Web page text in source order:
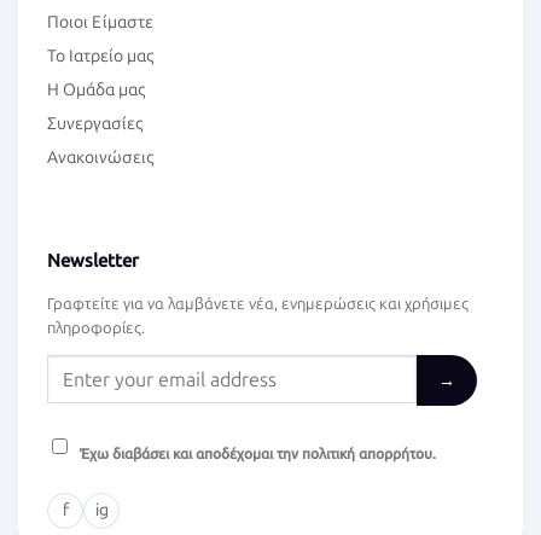
Ποιοι Είμαστε
Το Ιατρείο μας
Η Ομάδα μας
Συνεργασίες
Ανακοινώσεις
Newsletter
Γραφτείτε για να λαμβάνετε νέα, ενημερώσεις και χρήσιμες
πληροφορίες.
→
Έχω διαβάσει και αποδέχομαι την πολιτική απορρήτου.
f ig